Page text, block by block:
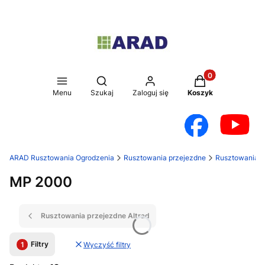
Menu
Otwórz wyszukiwarkę
Szukaj Zaloguj się
Produkty w
Koszyk
ARAD Rusztowania Ogrodzenia Rusztowania przejezdne Rusztowania
MP 2000
Rusztowania przejezdne Altrad
Filtry Wyczyść filtry